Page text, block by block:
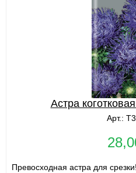
Астра
Арт.:
Превосходная астра для